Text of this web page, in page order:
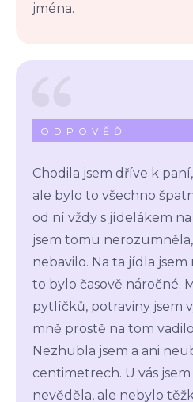
jména.
ODPOVĚĎ
Chodila jsem dříve k
ale bylo to všechno
od ní vždy s jídelákem
jsem tomu
nebavilo. Na ta jídla
to bylo časově náročné.
pytlíčků, potraviny jsem
mně prostě na tom
Nezhubla jsem a ani
centimetrech. U vás
nevěděla, ale nebylo